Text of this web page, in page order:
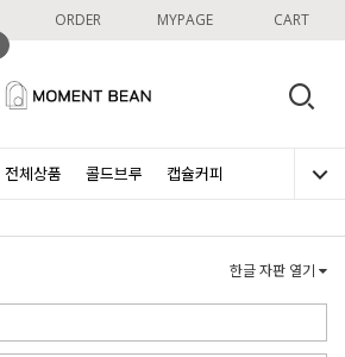
ORDER MYPAGE CART
전체상품 콜드브루 캡슐커피
한글 자판 열기